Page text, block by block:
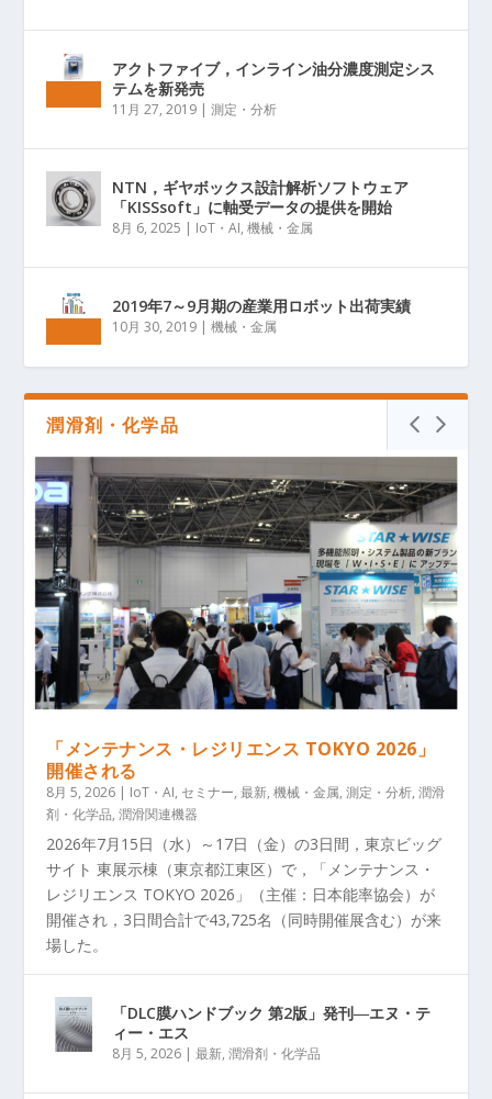
アクトファイブ，インライン油分濃度測定シス
テムを新発売
11月 27, 2019 |測定・分析
NTN，ギヤボックス設計解析ソフトウェア
「KISSsoft」に軸受データの提供を開始
8月 6, 2025 | IoT・AI,機械・金属
2019年7～9月期の産業用ロボット出荷実績
10月 30, 2019 |機械・金属
潤滑剤・化学品
「メンテナンス・レジリエンス TOKYO 2026」
開催される
8月 5, 2026 | IoT・AI, セミナー,最新,機械・金属,測定・分析,潤滑
剤・化学品,潤滑関連機器
2026年7月15日（水）～17日（金）の3日間，東京ビッグ
サイト 東展示棟（東京都江東区）で，「メンテナンス・
レジリエンス TOKYO 2026」（主催：日本能率協会）が
開催され，3日間合計で43,725名（同時開催展含む）が来
場した。
「DLC膜ハンドブック 第2版」発刊―エヌ・テ
ィー・エス
8月 5, 2026 |最新,潤滑剤・化学品